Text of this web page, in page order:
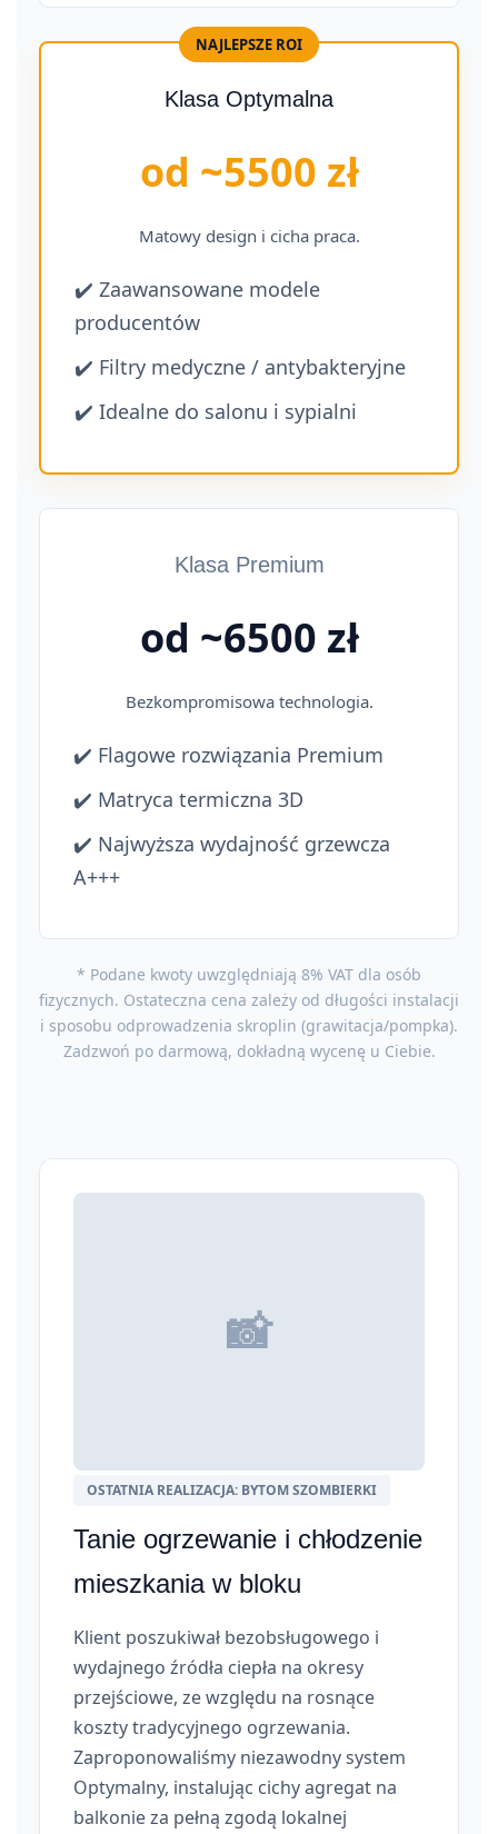
NAJLEPSZE ROI
Klasa Optymalna
od ~5500 zł
Matowy design i cicha praca.
✔️ Zaawansowane modele
producentów
✔️ Filtry medyczne / antybakteryjne
✔️ Idealne do salonu i sypialni
Klasa Premium
od ~6500 zł
Bezkompromisowa technologia.
✔️ Flagowe rozwiązania Premium
✔️ Matryca termiczna 3D
✔️ Najwyższa wydajność grzewcza
A+++
* Podane kwoty uwzględniają 8% VAT dla osób
fizycznych. Ostateczna cena zależy od długości instalacji
i sposobu odprowadzenia skroplin (grawitacja/pompka).
Zadzwoń po darmową, dokładną wycenę u Ciebie.
📸
OSTATNIA REALIZACJA: BYTOM SZOMBIERKI
Tanie ogrzewanie i chłodzenie
mieszkania w bloku
Klient poszukiwał bezobsługowego i
wydajnego źródła ciepła na okresy
przejściowe, ze względu na rosnące
koszty tradycyjnego ogrzewania.
Zaproponowaliśmy niezawodny system
Optymalny, instalując cichy agregat na
balkonie za pełną zgodą lokalnej